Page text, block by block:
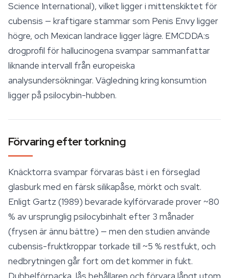
Science International), vilket ligger i mittenskiktet för
cubensis — kraftigare stammar som Penis Envy ligger
högre, och Mexican landrace ligger lägre. EMCDDA:s
drogprofil för hallucinogena svampar sammanfattar
liknande intervall från europeiska
analysundersökningar. Vägledning kring konsumtion
ligger på psilocybin-hubben.
Förvaring efter torkning
Knäcktorra svampar förvaras bäst i en förseglad
glasburk med en färsk silikapåse, mörkt och svalt.
Enligt Gartz (1989) bevarade kylförvarade prover ~80
% av ursprunglig psilocybinhalt efter 3 månader
(frysen är ännu bättre) — men den studien använde
cubensis-fruktkroppar torkade till ~5 % restfukt, och
nedbrytningen går fort om det kommer in fukt.